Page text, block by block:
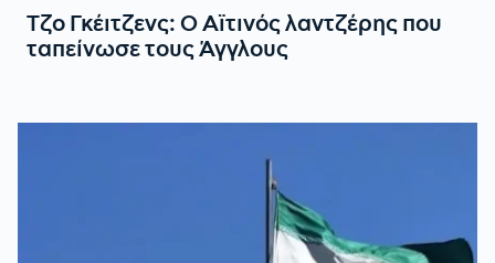
Τζο Γκέιτζενς: Ο Αϊτινός λαντζέρης που
ταπείνωσε τους Άγγλους